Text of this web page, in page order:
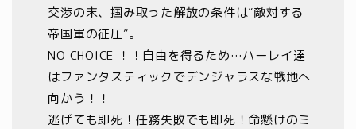
交渉の末、掴み取った解放の条件は″敵対する
帝国軍の征圧″。
NO CHOICE ！！自由を得るため…ハーレイ達
はファンタスティックでデンジャラスな戦地へ
向かう！！
逃げても即死！任務失敗でも即死！命懸けのミ